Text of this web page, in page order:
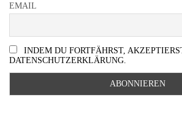
EMAIL
INDEM DU FORTFÄHRST,
DATENSCHUTZERKLÄRUNG.